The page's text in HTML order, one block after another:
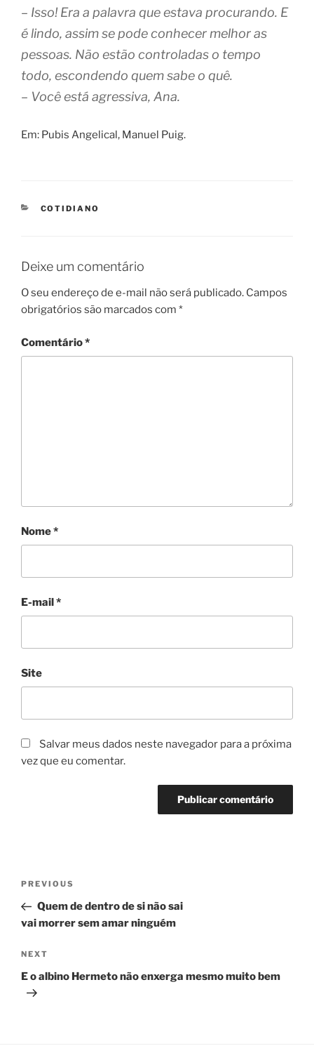
– Isso! Era a palavra que estava procurando. E
é lindo, assim se pode conhecer melhor as
pessoas. Não estão controladas o tempo
todo, escondendo quem sabe o quê.
– Você está agressiva, Ana.
Em: Pubis Angelical, Manuel Puig.
CATEGORIES
COTIDIANO
Deixe um comentário
O seu endereço de e-mail não será publicado. Campos
obrigatórios são marcados com *
Comentário*
Nome*
E-mail*
Site
Salvar meus dados neste navegador para a próxima
vez que eu comentar.
Navegação
Post
Previous
Post
PREVIOUS
Quem de dentro de si não sai
vai morrer sem amar ninguém
Next
Post
NEXT
E o albino Hermeto não enxerga mesmo muito bem